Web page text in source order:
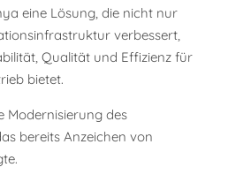
eine Lösung, die nicht nur
verbessert,
Qualität und Effizienz für
bietet.
Modernisierung des
bereits Anzeichen von